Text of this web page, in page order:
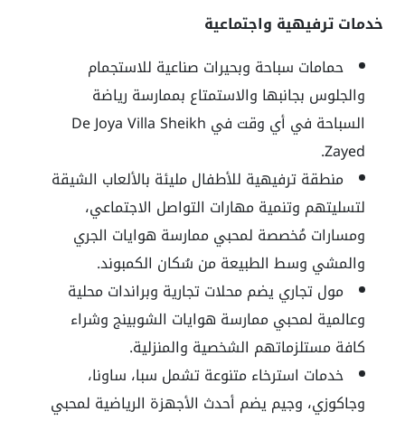
خدمات ترفيهية واجتماعية
حمامات سباحة وبحيرات صناعية للاستجمام
والجلوس بجانبها والاستمتاع بممارسة رياضة
السباحة في أي وقت في De Joya Villa Sheikh
Zayed.
منطقة ترفيهية للأطفال مليئة بالألعاب الشيقة
لتسليتهم وتنمية مهارات التواصل الاجتماعي،
ومسارات مُخصصة لمحبي ممارسة هوايات الجري
والمشي وسط الطبيعة من سُكان الكمبوند.
مول تجاري يضم محلات تجارية وبراندات محلية
وعالمية لمحبي ممارسة هوايات الشوبينج وشراء
كافة مستلزماتهم الشخصية والمنزلية.
خدمات استرخاء متنوعة تشمل سبا، ساونا،
وجاكوزي، وجيم يضم أحدث الأجهزة الرياضية لمحبي